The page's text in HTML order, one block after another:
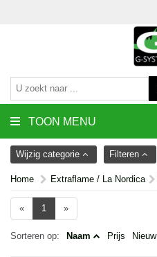
TOON MENU
Wijzig categorie Filteren
Home Extraflame / La Nordica
« 1 »
Sorteren op: Naam Prijs Nieuw